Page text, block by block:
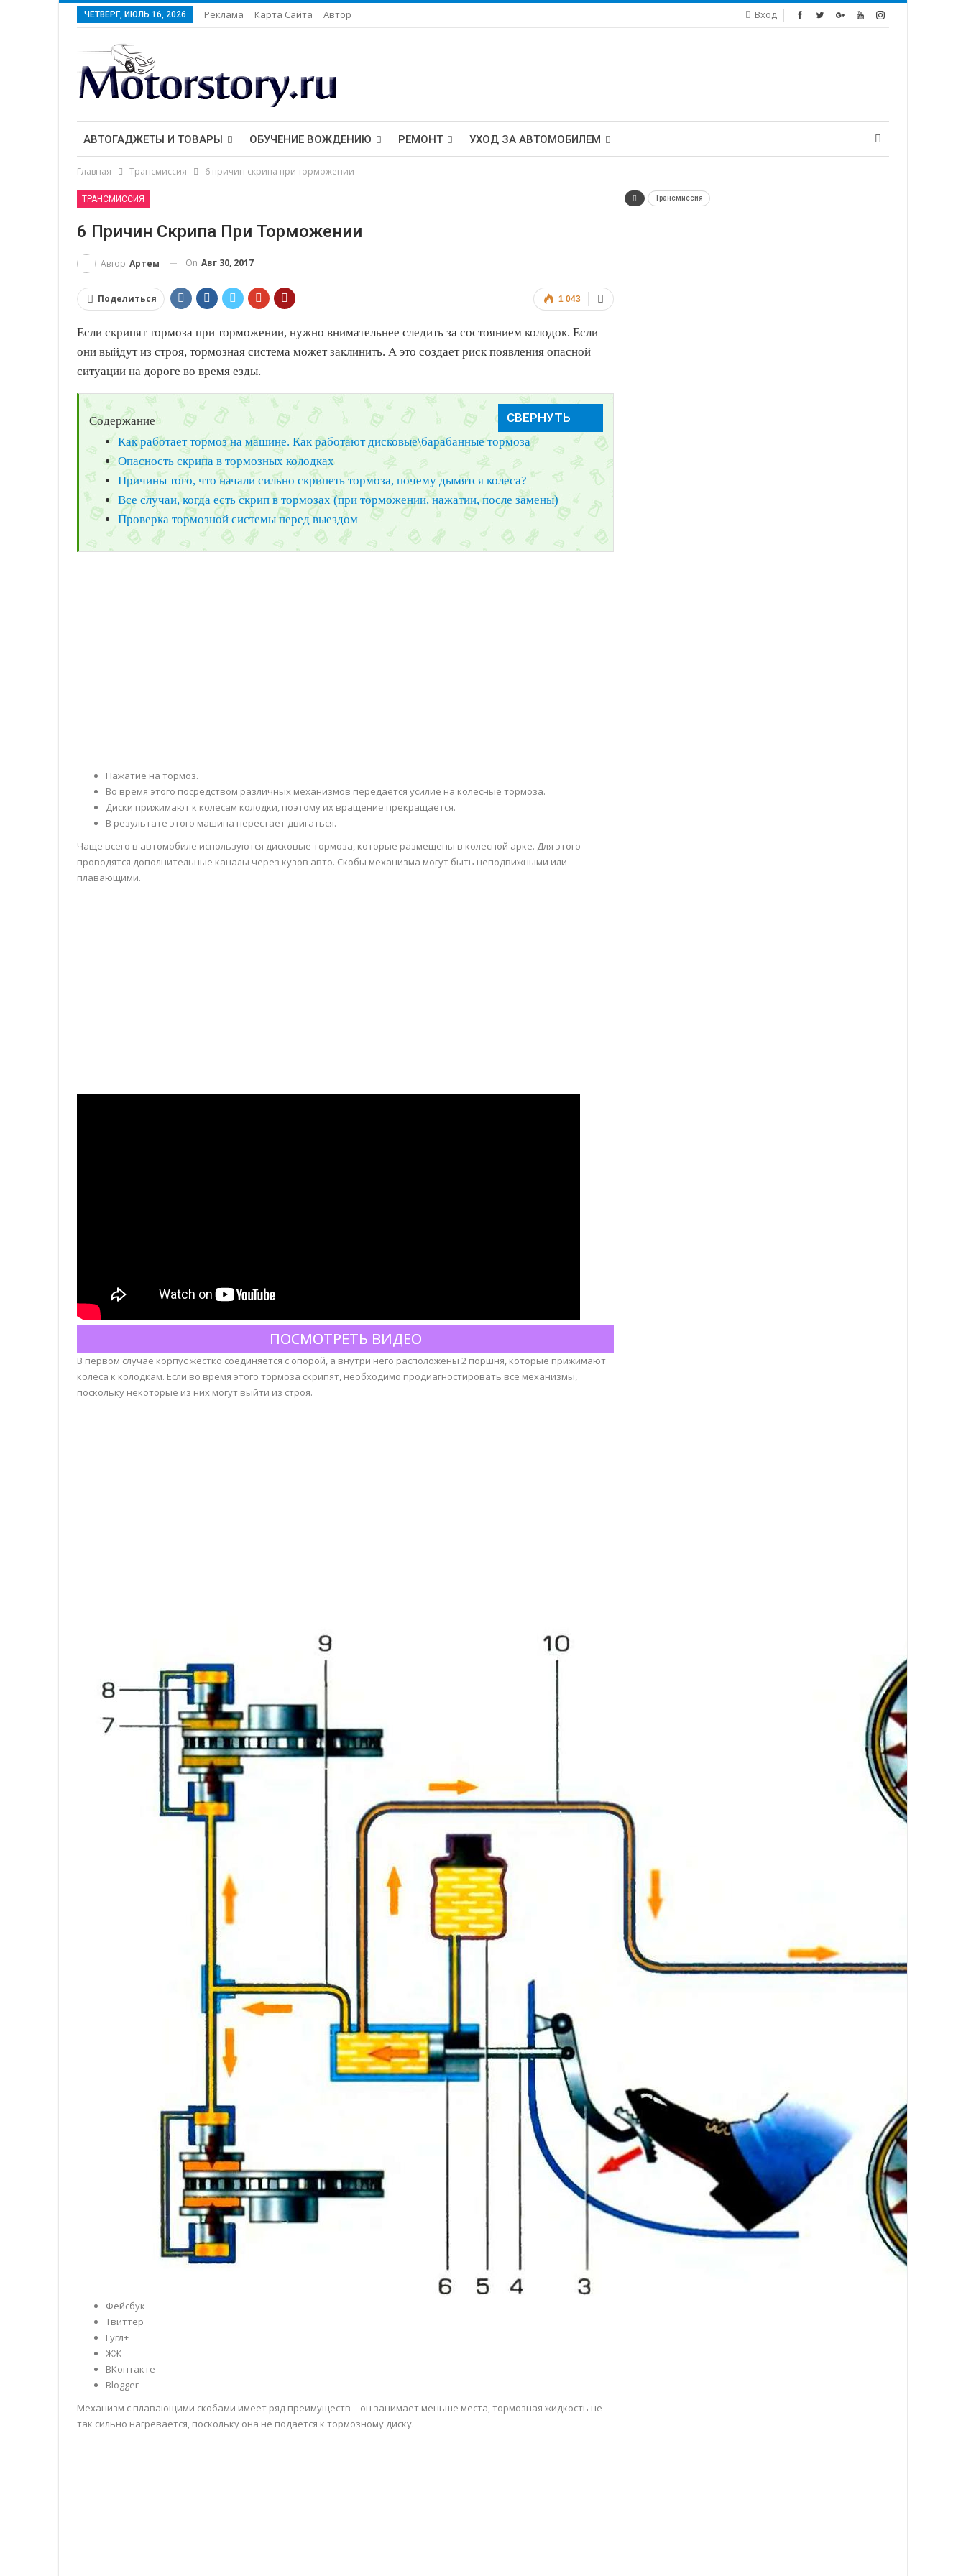
Вход
ЧЕТВЕРГ, ИЮЛЬ 16, 2026 Реклама Карта Сайта Автор
АВТОГАДЖЕТЫ И ТОВАРЫ ОБУЧЕНИЕ ВОЖДЕНИЮ РЕМОНТ УХОД ЗА АВТОМОБИЛЕМ
Главная Трансмиссия 6 причин скрипа при торможении
ТРАНСМИССИЯ
6 Причин Скрипа При Торможении
Автор Артем On Авг 30, 2017
1 043
Поделиться
Если скрипят тормоза при торможении, нужно внимательнее следить за состоянием колодок. Если
они выйдут из строя, тормозная система может заклинить. А это создает риск появления опасной
ситуации на дороге во время езды.
Содержание
Как работает тормоз на машине. Как работают дисковые\барабанные тормоза
Опасность скрипа в тормозных колодках
Причины того, что начали сильно скрипеть тормоза, почему дымятся колеса?
Все случаи, когда есть скрип в тормозах (при торможении, нажатии, после замены)
Проверка тормозной системы перед выездом
Нажатие на тормоз.
Во время этого посредством различных механизмов передается усилие на колесные тормоза.
Диски прижимают к колесам колодки, поэтому их вращение прекращается.
В результате этого машина перестает двигаться.
Чаще всего в автомобиле используются дисковые тормоза, которые размещены в колесной арке. Для этого
проводятся дополнительные каналы через кузов авто. Скобы механизма могут быть неподвижными или
плавающими.
ПОСМОТРЕТЬ ВИДЕО
В первом случае корпус жестко соединяется с опорой, а внутри него расположены 2 поршня, которые прижимают
колеса к колодкам. Если во время этого тормоза скрипят, необходимо продиагностировать все механизмы,
поскольку некоторые из них могут выйти из строя.
Фейсбук
Твиттер
Гугл+
ЖЖ
ВКонтакте
Blogger
Механизм с плавающими скобами имеет ряд преимуществ – он занимает меньше места, тормозная жидкость не
так сильно нагревается, поскольку она не подается к тормозному диску.
Трансмиссия